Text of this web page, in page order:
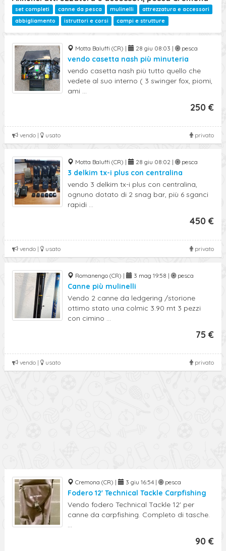
set completi canne da pesca mulinelli
attrezzatura e accessori
abbigliamento
istruttori e corsi campi e strutture
Motta Baluffi (CR) | 28 giu 08:03 | pesca
vendo casetta nash più minuteria
vendo casetta nash più tutto quello che
vedete al suo interno ( 3 swinger fox, piomi,
ami ...
250 €
privato
vendo | usato
Motta Baluffi (CR) | 28 giu 08:02 | pesca
3 delkim tx-i plus con centralina
vendo 3 delkim tx-i plus con centralina,
ognuno dotato di 2 snag bar, più 6 sganci
rapidi ...
450 €
privato
vendo | usato
Romanengo (CR) | 3 mag 19:58 | pesca
Canne più mulinelli
Vendo 2 canne da ledgering /storione
ottimo stato una colmic 3.90 mt 3 pezzi
con cimino ...
75 €
privato
vendo | usato
Cremona (CR) | 3 giu 16:54 | pesca
Fodero 12' Technical Tackle Carpfishing
Vendo fodero Technical Tackle 12' per
canne da carpfishing. Completo di tasche.
...
90 €